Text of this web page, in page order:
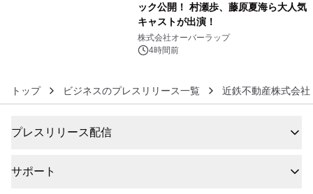
ック公開！ 村瀬歩、藤原夏海ら大人気
キャストが出演！
株式会社オーバーラップ
4時間前
トップ ビジネスのプレスリリース一覧 近鉄不動産株式会社
プレスリリース配信
サポート